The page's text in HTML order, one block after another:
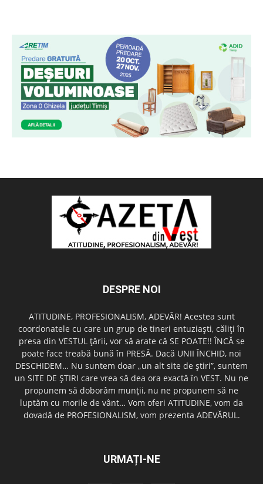
DESPRE NOI
ATITUDINE, PROFESIONALISM, ADEVĂR! Acestea sunt
coordonatele cu care un grup de tineri entuziaşti, căliţi în
presa din VESTUL ţării, vor să arate că SE POATE!! ÎNCĂ se
poate face treabă bună în PRESĂ. Dacă UNII ÎNCHID, noi
DESCHIDEM… Nu suntem doar „un alt site de ştiri”, suntem
un SITE DE ŞTIRI care vrea să dea ora exactă în VEST. Nu ne
propunem să doborâm munţii, nu ne propunem să ne
luptăm cu morile de vânt… Vom oferi ATITUDINE, vom da
dovadă de PROFESIONALISM, vom prezenta ADEVĂRUL.
URMAȚI-NE